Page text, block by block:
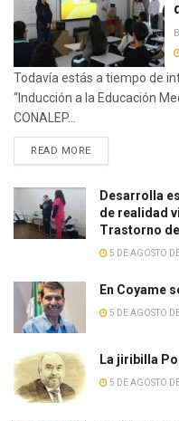
Todavía estás a tiempo de
“Inducción a la Educación
CONALEP...
READ MORE
Desarrolla
de realidad
Trastorno
5 DE AGOSTO
En Coyame
5 DE AGOSTO
La jiribilla
5 DE AGOSTO